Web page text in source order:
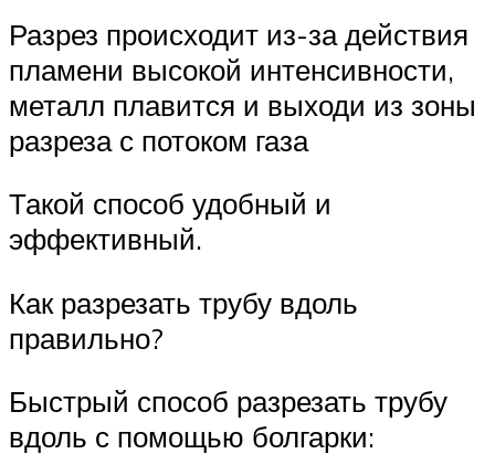
Разрез происходит из-за действия
пламени высокой интенсивности,
металл плавится и выходи из зоны
разреза с потоком газа
Такой способ удобный и
эффективный.
Как разрезать трубу вдоль
правильно?
Быстрый способ разрезать трубу
вдоль с помощью болгарки: